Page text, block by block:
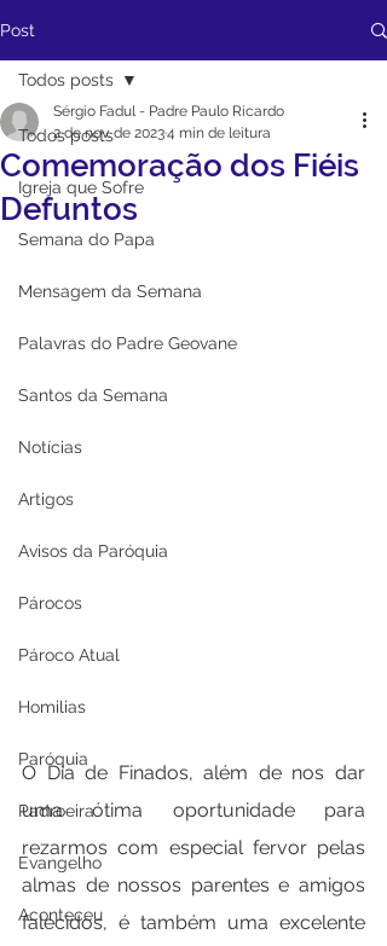
Post
Todos posts
Igreja que Sofre
Semana do Papa
Mensagem da Semana
Palavras do Padre Geovane
Santos da Semana
Notícias
Artigos
Avisos da Paróquia
Párocos
Pároco Atual
Homilias
Paróquia
Padroeira
Evangelho
Aconteceu
Todos posts
Comemoração dos Fiéis
Defuntos
Sérgio Fadul - Padre Paulo Ricardo
2 de nov. de 20234 min de leitura
O Dia de Finados, além de nos dar
uma ótima oportunidade para
rezarmos com especial fervor pelas
almas de nossos parentes e amigos
falecidos, é também uma excelente